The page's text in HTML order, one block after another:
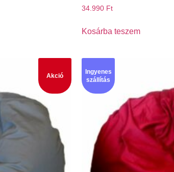
34.990 Ft
Kosárba teszem
Akció
Ingyenes
szállítás